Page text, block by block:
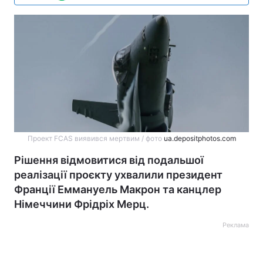
Проект FCAS виявився мертвим / фото ua.depositphotos.com
Рішення відмовитися від подальшої
реалізації проєкту ухвалили президент
Франції Еммануель Макрон та канцлер
Німеччини Фрідріх Мерц.
Реклама